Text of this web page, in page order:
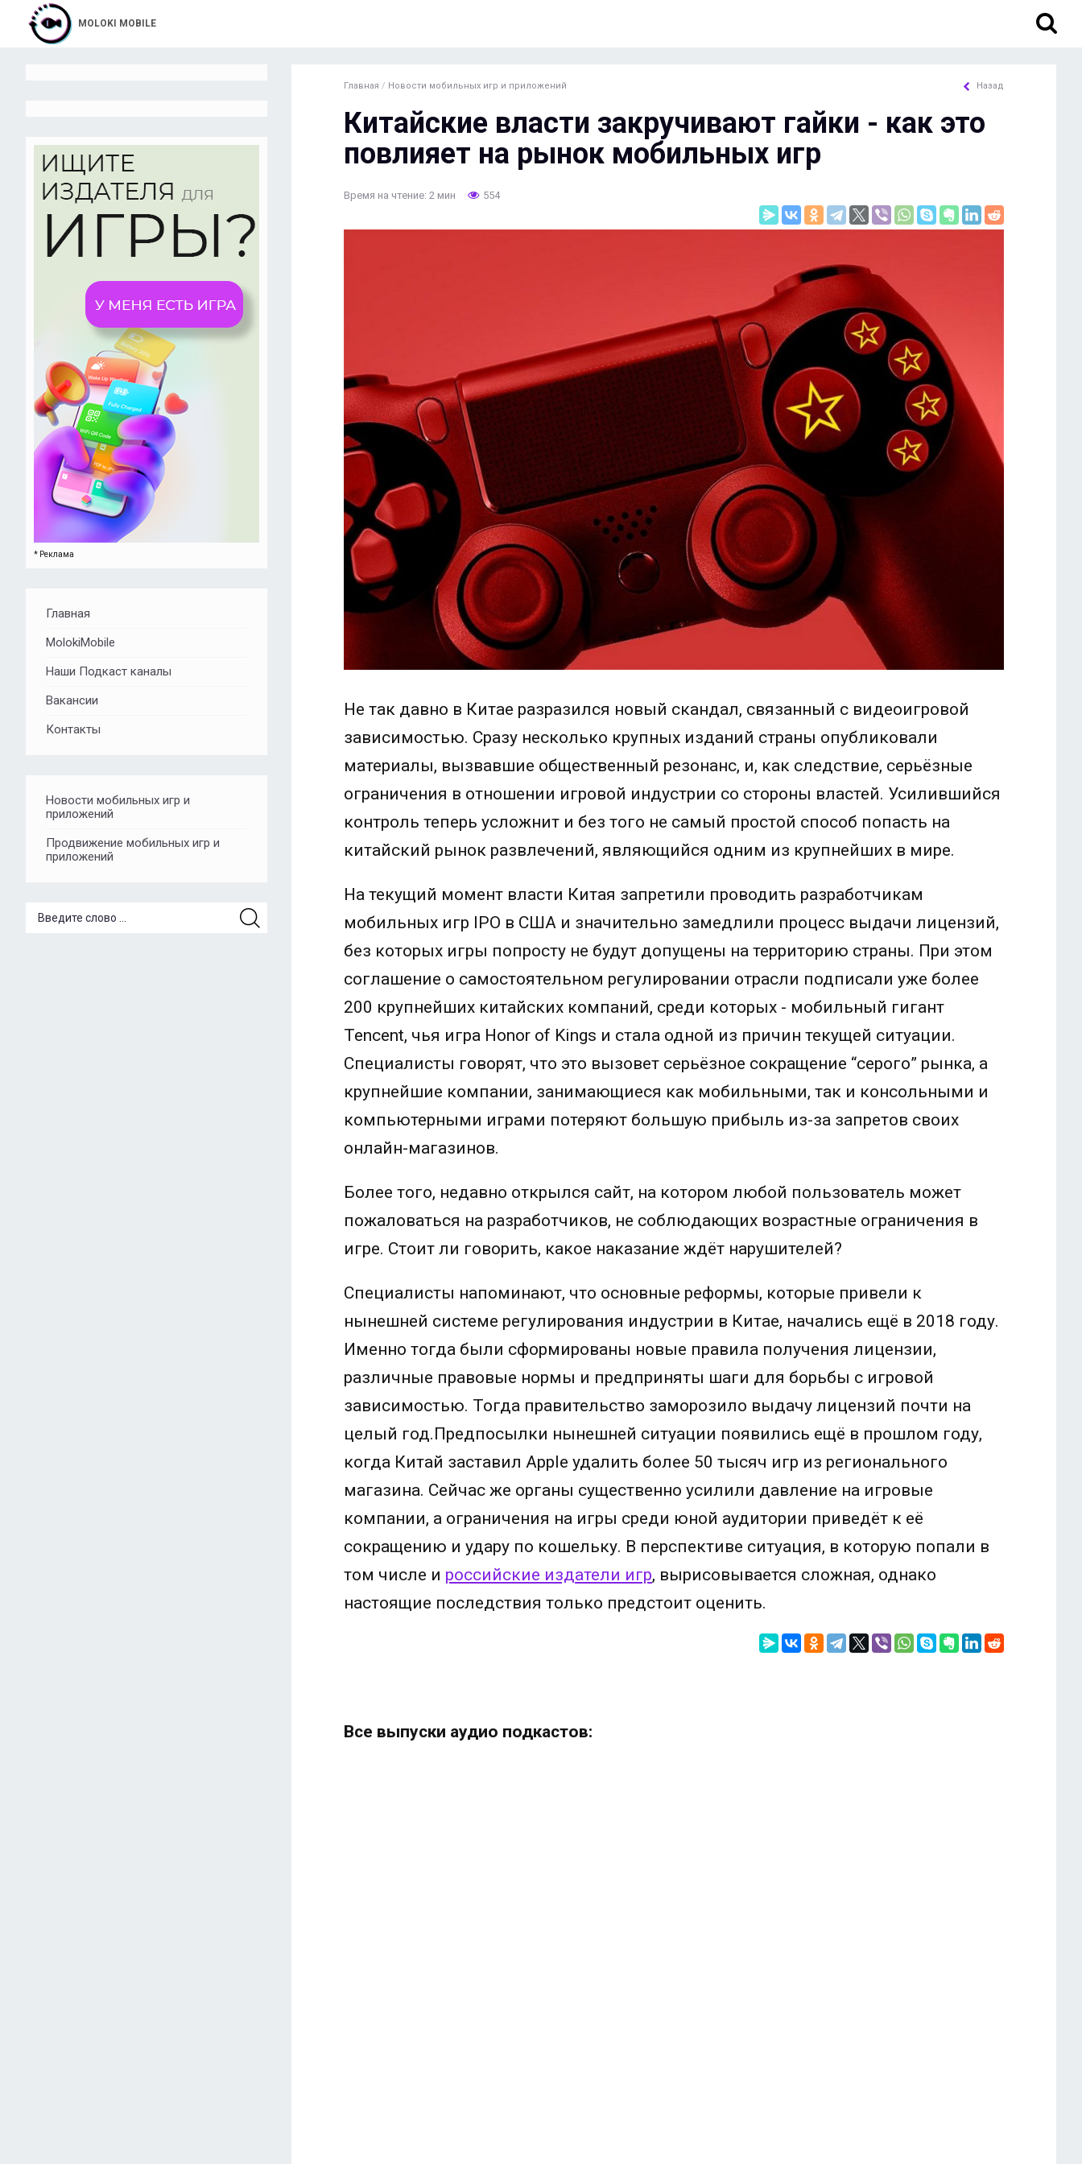
MOLOKI MOBILE
Главная / Новости мобильных игр и приложений Назад
Китайские власти закручивают гайки - как это
повлияет на рынок мобильных игр
Время на чтение: 2 мин 554
Не так давно в Китае разразился новый скандал, связанный с видеоигровой
зависимостью. Сразу несколько крупных изданий страны опубликовали
материалы, вызвавшие общественный резонанс, и, как следствие, серьёзные
ограничения в отношении игровой индустрии со стороны властей. Усилившийся
контроль теперь усложнит и без того не самый простой способ попасть на
китайский рынок развлечений, являющийся одним из крупнейших в мире.
На текущий момент власти Китая запретили проводить разработчикам
мобильных игр IPO в США и значительно замедлили процесс выдачи лицензий,
без которых игры попросту не будут допущены на территорию страны. При этом
соглашение о самостоятельном регулировании отрасли подписали уже более
200 крупнейших китайских компаний, среди которых - мобильный гигант
Tencent, чья игра Honor of Kings и стала одной из причин текущей ситуации.
Специалисты говорят, что это вызовет серьёзное сокращение “серого” рынка, а
крупнейшие компании, занимающиеся как мобильными, так и консольными и
компьютерными играми потеряют большую прибыль из-за запретов своих
онлайн-магазинов.
Более того, недавно открылся сайт, на котором любой пользователь может
пожаловаться на разработчиков, не соблюдающих возрастные ограничения в
игре. Стоит ли говорить, какое наказание ждёт нарушителей?
Специалисты напоминают, что основные реформы, которые привели к
нынешней системе регулирования индустрии в Китае, начались ещё в 2018 году.
Именно тогда были сформированы новые правила получения лицензии,
различные правовые нормы и предприняты шаги для борьбы с игровой
зависимостью. Тогда правительство заморозило выдачу лицензий почти на
целый год.Предпосылки нынешней ситуации появились ещё в прошлом году,
когда Китай заставил Apple удалить более 50 тысяч игр из регионального
магазина. Сейчас же органы существенно усилили давление на игровые
компании, а ограничения на игры среди юной аудитории приведёт к её
сокращению и удару по кошельку. В перспективе ситуация, в которую попали в
том числе и российские издатели игр, вырисовывается сложная, однако
настоящие последствия только предстоит оценить.
Все выпуски аудио подкастов:
* Реклама
Главная
MolokiMobile
Наши Подкаст каналы
Вакансии
Контакты
Новости мобильных игр и
приложений
Продвижение мобильных игр и
приложений